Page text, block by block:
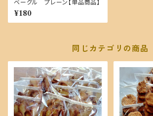
ベーグル プレーン【単品商品】
¥180
同じカテゴリの商品